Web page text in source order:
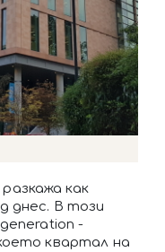
как
днес. В този
-
квартал на